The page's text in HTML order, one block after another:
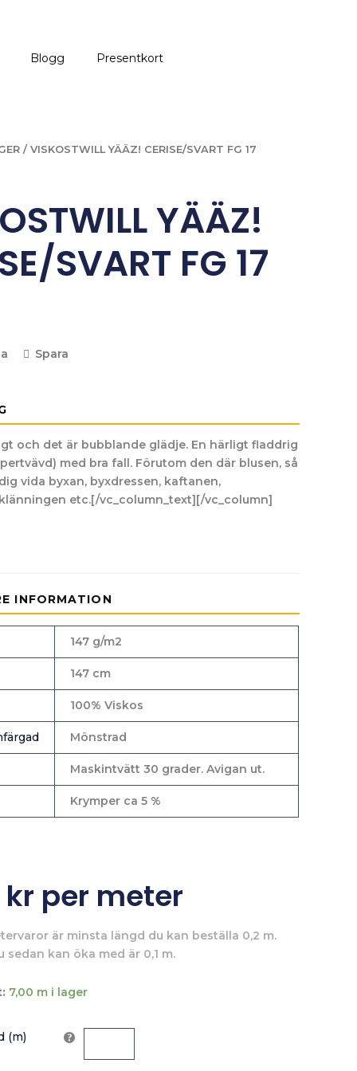
Blogg Presentkort
/ VISKOSTWILL YÄÄZ! CERISE/SVART FG 17
YÄÄZ!
SVART FG 17
Spara
och det är bubblande glädje. En härligt fladdrig
med bra fall. Förutom den där blusen, så
vida byxan, byxdressen, kaftanen,
etc.[/vc_column_text][/vc_column]
INFORMATION
147 g/m2
147 cm
100% Viskos
Mönstrad
Maskintvätt 30 grader. Avigan ut.
Krymper ca 5 %
kr per meter
är minsta längd du kan beställa 0,2 m.
sedan kan öka med är 0,1 m.
7,00 m i lager
(m)